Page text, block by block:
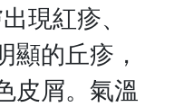
現紅疹、
顯的丘疹，
皮屑。氣溫